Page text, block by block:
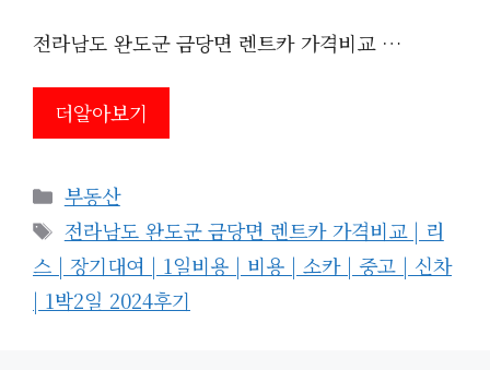
전라남도 완도군 금당면 렌트카 가격비교 …
더알아보기
카
테
고
리
부동산
태
그
전라남도 완도군 금당면 렌트카 가격비교 | 리
스 | 장기대여 | 1일비용 | 비용 | 소카 | 중고 | 신차
| 1박2일 2024후기